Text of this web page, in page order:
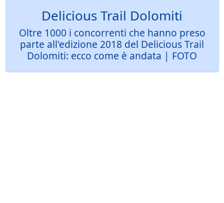
Delicious Trail Dolomiti
Oltre 1000 i concorrenti che hanno preso
parte all'edizione 2018 del Delicious Trail
Dolomiti: ecco come è andata | FOTO